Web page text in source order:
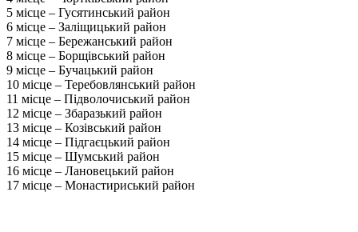
5 місце – Гусятинський район
6 місце – Заліщицький район
7 місце – Бережанський район
8 місце – Борщівський район
9 місце – Бучацький район
10 місце – Теребовлянський район
11 місце – Підволочиський район
12 місце – Збаразький район
13 місце – Козівський район
14 місце – Підгаєцький район
15 місце – Шумський район
16 місце – Лановецький район
17 місце – Монастириський район